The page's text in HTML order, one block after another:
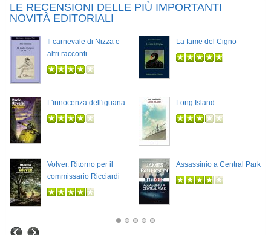
LE RECENSIONI DELLE PIÙ IMPORTANTI
NOVITÀ EDITORIALI
Il carnevale di Nizza e
altri racconti
La fame del Cigno
L'innocenza dell'iguana Long Island
Volver. Ritorno per il
commissario Ricciardi
Assassinio a Central Park